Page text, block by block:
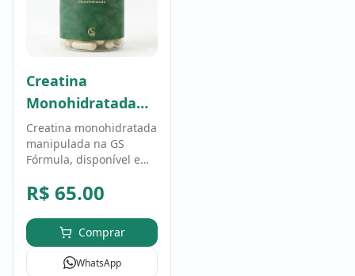
Creatina
Monohidratada
100g - 100% Pura
Creatina monohidratada
manipulada na GS
Fórmula, disponível em
amplamente utilizado
atividade física. Uso
conforme orientação de
profissional de saúde.
R$ 65.00
Comprar
WhatsApp